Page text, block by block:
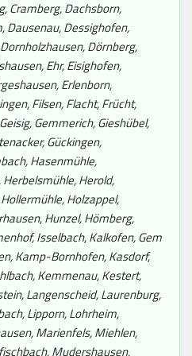
Cramberg, Dachsborn,
Dausenau, Dessighofen,
Dörnberg,
Ehr, Eisighofen,
Erlenborn,
Filsen, Flacht, Frücht,
Gemmerich, Gieshübel,
Gückingen,
Hasenmühle,
Herold,
Holzappel,
Hunzel, Hömberg,
Isselbach, Kalkofen, Gem
Kamp-Bornhofen, Kasdorf,
Kemmenau, Kestert,
Langenscheid, Laurenburg,
Lipporn, Lohrheim,
Marienfels, Miehlen,
Mudershausen,